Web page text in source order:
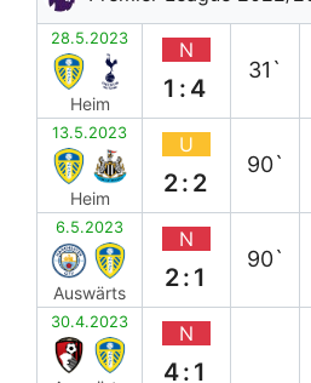
28.5.2023
Heim
N
1:4
31`
13.5.2023
Heim
U
2:2
90`
6.5.2023
Auswärts
N
2:1
90`
30.4.2023 N
4:1